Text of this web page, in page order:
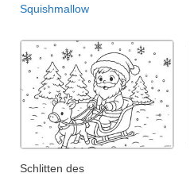
Squishmallow
Schlitten des